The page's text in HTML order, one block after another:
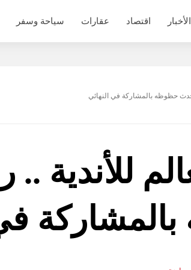
اقتصاد عقارات سياحة وسفر
حظوظه بالمشاركة في النهائي
للأندية
في